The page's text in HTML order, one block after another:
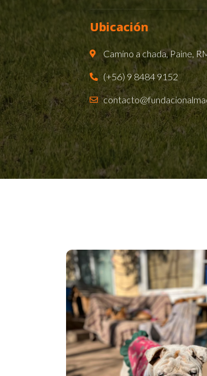
Ubicación
Camino a chada, Paine,
(+56) 9 8484 9152